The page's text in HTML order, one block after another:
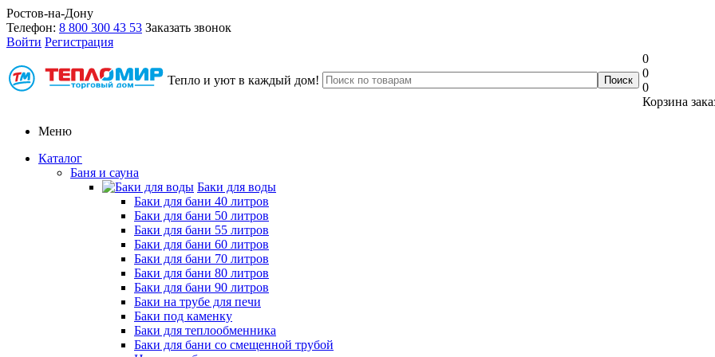
Ростов-на-Дону
Телефон: 8 800 300 43 53 Заказать звонок
Войти Регистрация
Тепло и уют в каждый дом!
0
0
0
Корзина
Меню
Каталог
Баня и сауна
Баки для воды
Баки для бани 40 литров
Баки для бани 50 литров
Баки для бани 55 литров
Баки для бани 60 литров
Баки для бани 70 литров
Баки для бани 80 литров
Баки для бани 90 литров
Баки на трубе для печи
Баки под каменку
Баки для теплообменника
Баки для бани со смещенной трубой